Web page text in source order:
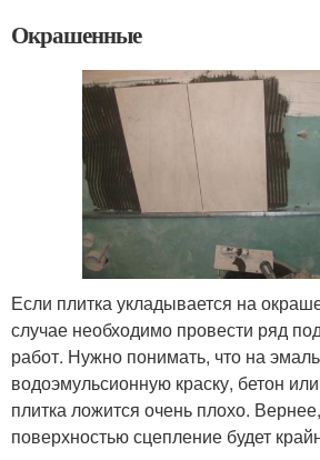
Окрашенные
Если плитка укладывается на
случае необходимо провести ряд
работ. Нужно понимать, что на
водоэмульсионную краску, бетон
плитка ложится очень плохо.
поверхностью сцепление будет